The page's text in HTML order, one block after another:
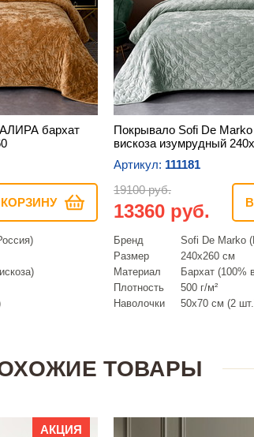
бархат
Покрывало Sofi De
вискоза изумрудный
Артикул: 111181
19100 руб.
13360 руб.
Бренд
Sofi De Marko
Размер
240х260 см
Материал
Бархат (100%
Плотность
500 г/м²
Наволочки
50х70 см (2
ТОВАРЫ
АКЦИЯ